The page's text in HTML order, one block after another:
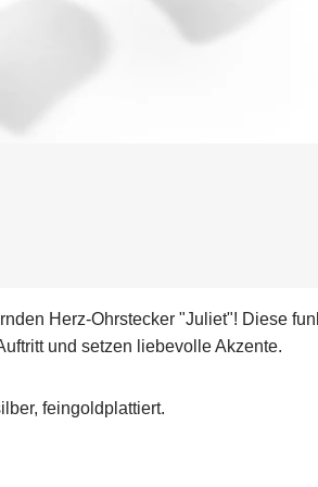
Herz-Ohrstecker "Juliet"! Diese
und setzen liebevolle Akzente.
feingoldplattiert.